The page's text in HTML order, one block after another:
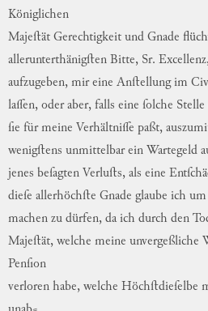
Königlichen
Majeſtät Gerechtigkeit und Gnade
allerunterthänigſten Bitte, Sr. Excellenz
aufzugeben, mir eine Anſtellung im
laſſen, oder aber, falls eine ſolche Stelle
ſie für meine Verhältniſſe paßt,
wenigſtens unmittelbar ein Wartegeld
jenes beſagten Verluſts, als eine
dieſe allerhöchſte Gnade glaube ich um
machen zu dürfen, da ich durch den
Majeſtät, welche meine unvergeßliche
Penſion
verloren habe, welche Höchſtdieſelbe